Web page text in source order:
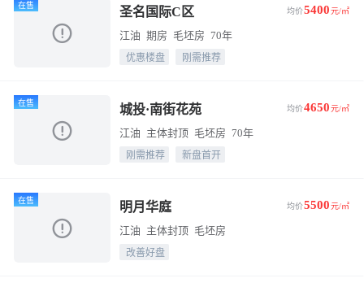
在售 圣名国际C区 均价5400元/㎡
江油 期房 毛坯房 70年
优惠楼盘 刚需推荐
在售 城投·南街花苑 均价4650元/㎡
江油 主体封顶 毛坯房 70年
刚需推荐 新盘首开
在售 明月华庭 均价5500元/㎡
江油 主体封顶 毛坯房
改善好盘